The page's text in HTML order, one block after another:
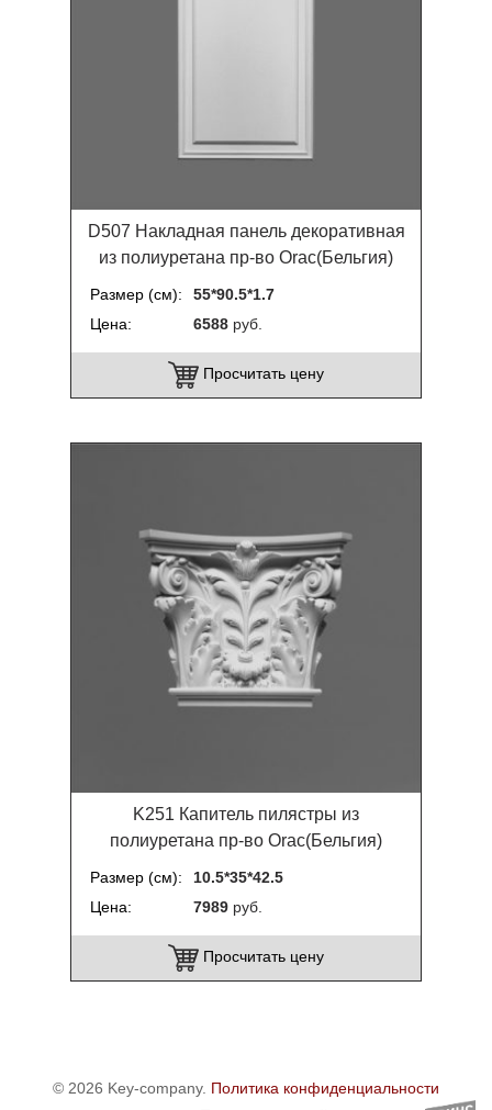
D507 Накладная панель декоративная
из полиуретана пр-во Orac(Бельгия)
Размер (см)
55*90.5*1.7
Цена
6588 руб.
Просчитать цену
K251 Капитель пилястры из
полиуретана пр-во Orac(Бельгия)
Размер (см)
10.5*35*42.5
Цена
7989 руб.
Просчитать цену
© 2026 Key-company. Политика конфиденциальности